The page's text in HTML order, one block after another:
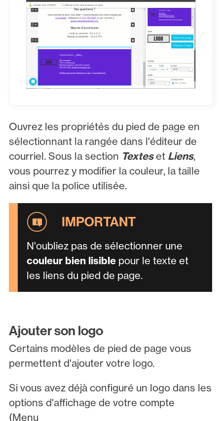
Ouvrez les propriétés du pied de page en
sélectionnant la rangée dans l'éditeur de
courriel. Sous la section Textes et Liens,
vous pourrez y modifier la couleur, la taille
ainsi que la police utilisée.
N'oubliez pas de sélectionner une
couleur bien lisiblepour le texte et
les liens du pied de page.
Ajouter son logo
Certains modèles de pied de page vous
permettent d'ajouter votre logo.
Si vous avez déjà configuré un logo dans les
options d'affichage de votre compte
(Menu